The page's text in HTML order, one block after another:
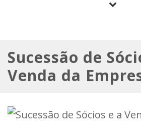
Sucessão de
Venda da